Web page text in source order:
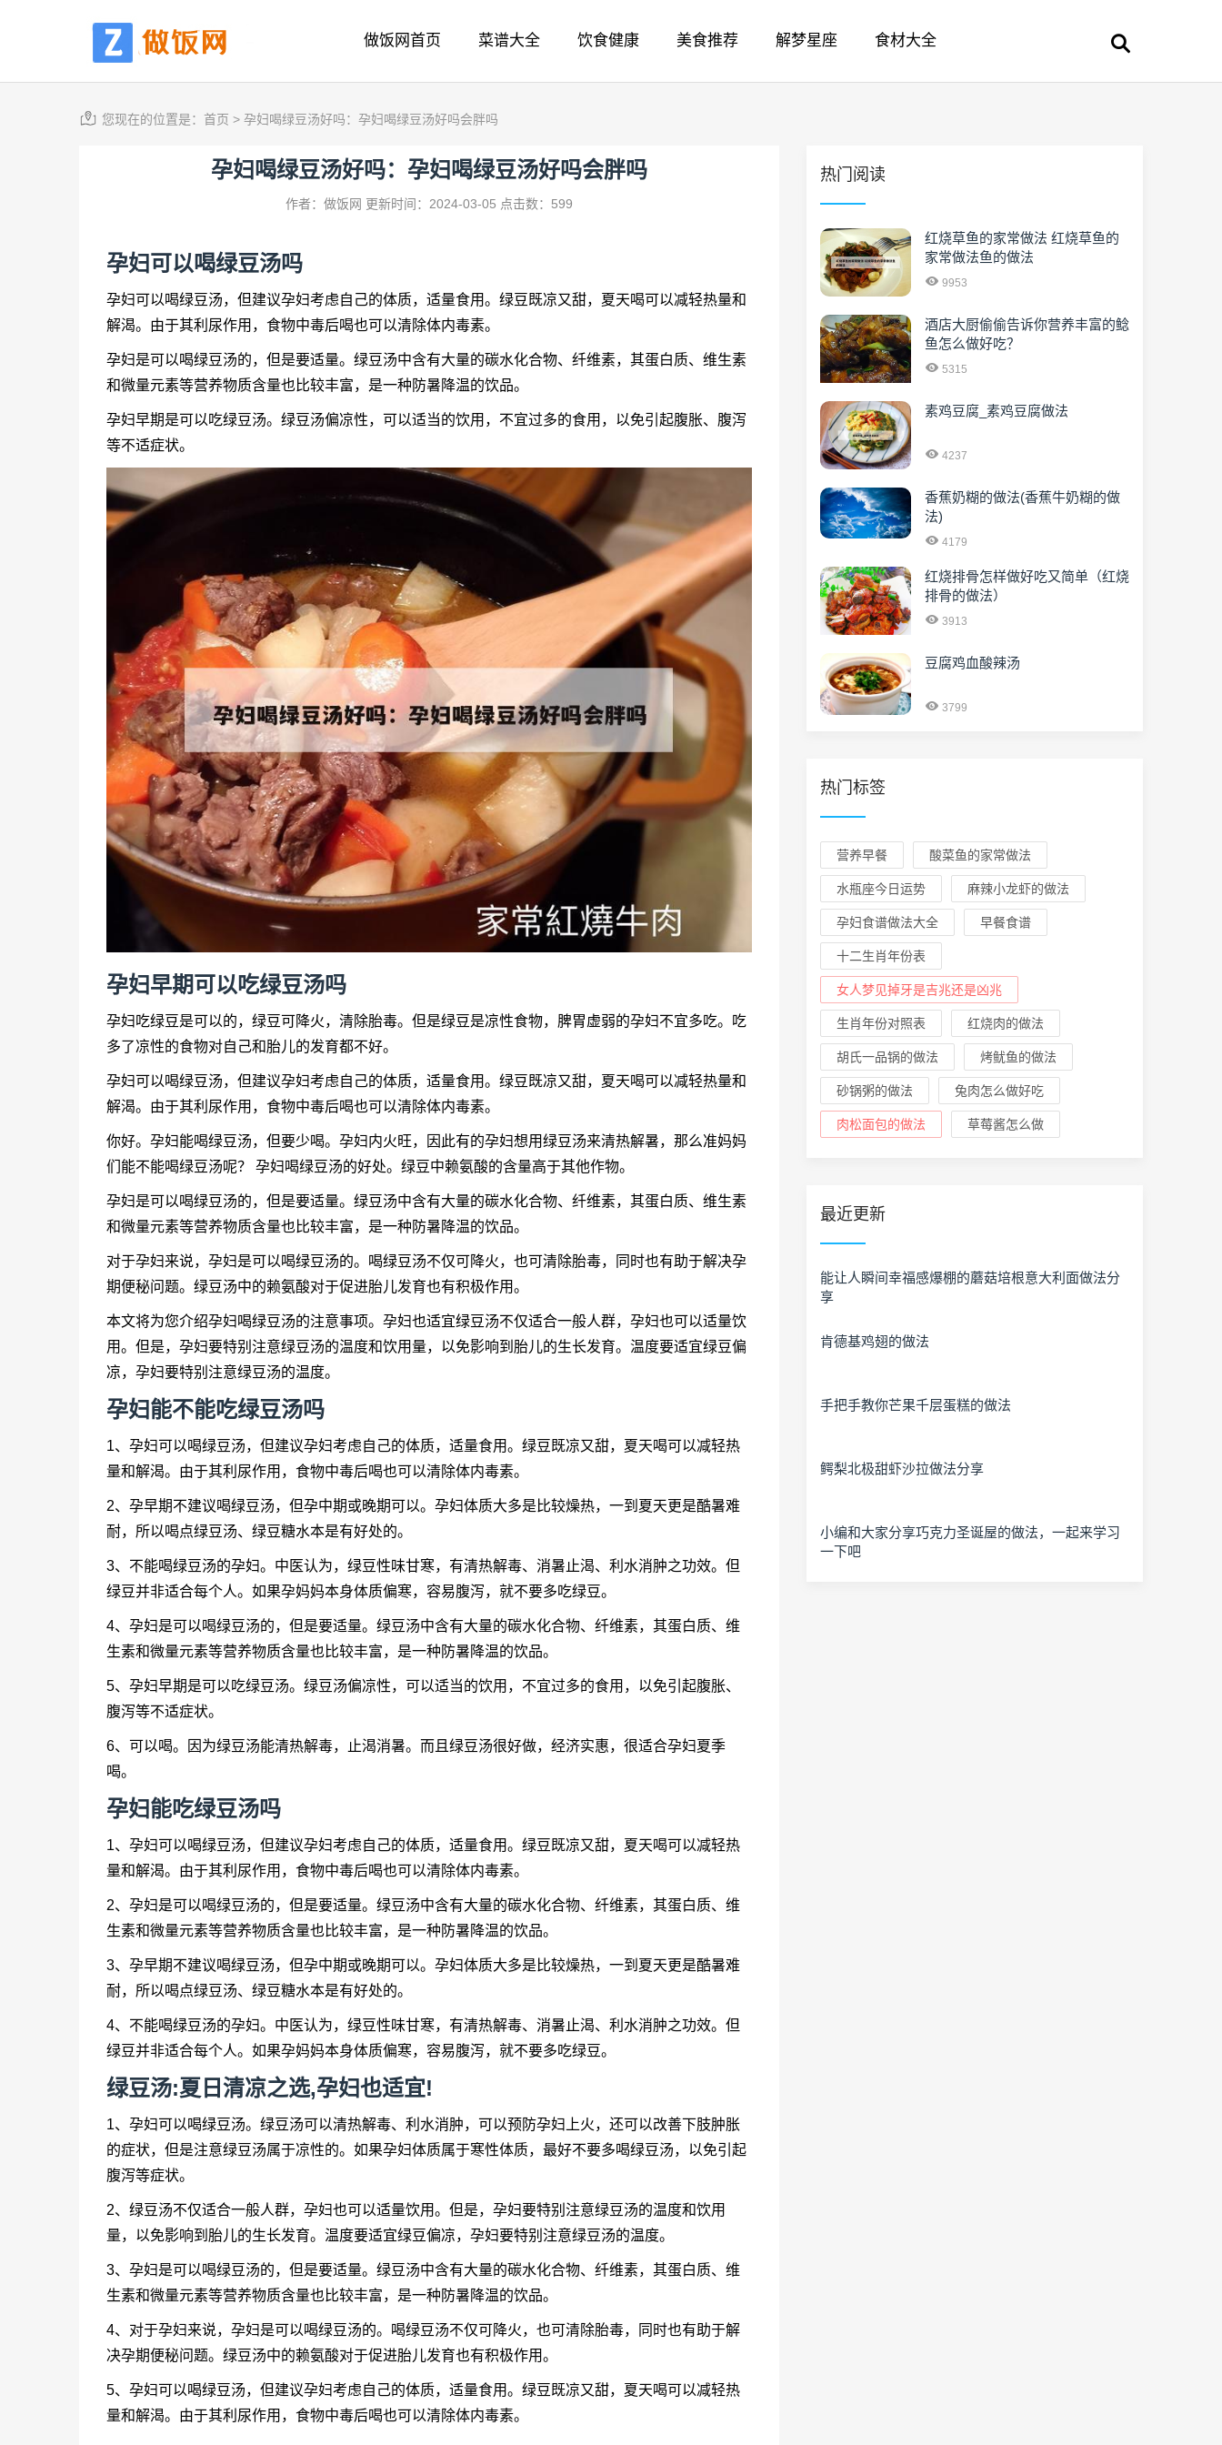
做饭网首页 菜谱大全 饮食健康 美食推荐 解梦星座 食材大全
您现在的位置是： 首页 > 孕妇喝绿豆汤好吗：孕妇喝绿豆汤好吗会胖吗
孕妇喝绿豆汤好吗：孕妇喝绿豆汤好吗会胖吗
作者：做饭网 更新时间：2024-03-05 点击数：599
孕妇可以喝绿豆汤吗
孕妇可以喝绿豆汤，但建议孕妇考虑自己的体质，适量食用。绿豆既凉又甜，夏天喝可以减轻热量和
解渴。由于其利尿作用，食物中毒后喝也可以清除体内毒素。
孕妇是可以喝绿豆汤的，但是要适量。绿豆汤中含有大量的碳水化合物、纤维素，其蛋白质、维生素
和微量元素等营养物质含量也比较丰富，是一种防暑降温的饮品。
孕妇早期是可以吃绿豆汤。绿豆汤偏凉性，可以适当的饮用，不宜过多的食用，以免引起腹胀、腹泻
等不适症状。
孕妇早期可以吃绿豆汤吗
孕妇吃绿豆是可以的，绿豆可降火，清除胎毒。但是绿豆是凉性食物，脾胃虚弱的孕妇不宜多吃。吃
多了凉性的食物对自己和胎儿的发育都不好。
孕妇可以喝绿豆汤，但建议孕妇考虑自己的体质，适量食用。绿豆既凉又甜，夏天喝可以减轻热量和
解渴。由于其利尿作用，食物中毒后喝也可以清除体内毒素。
你好。孕妇能喝绿豆汤，但要少喝。孕妇内火旺，因此有的孕妇想用绿豆汤来清热解暑，那么准妈妈
们能不能喝绿豆汤呢？ 孕妇喝绿豆汤的好处。绿豆中赖氨酸的含量高于其他作物。
孕妇是可以喝绿豆汤的，但是要适量。绿豆汤中含有大量的碳水化合物、纤维素，其蛋白质、维生素
和微量元素等营养物质含量也比较丰富，是一种防暑降温的饮品。
对于孕妇来说，孕妇是可以喝绿豆汤的。喝绿豆汤不仅可降火，也可清除胎毒，同时也有助于解决孕
期便秘问题。绿豆汤中的赖氨酸对于促进胎儿发育也有积极作用。
本文将为您介绍孕妇喝绿豆汤的注意事项。孕妇也适宜绿豆汤不仅适合一般人群，孕妇也可以适量饮
用。但是，孕妇要特别注意绿豆汤的温度和饮用量，以免影响到胎儿的生长发育。温度要适宜绿豆偏
凉，孕妇要特别注意绿豆汤的温度。
孕妇能不能吃绿豆汤吗
1、孕妇可以喝绿豆汤，但建议孕妇考虑自己的体质，适量食用。绿豆既凉又甜，夏天喝可以减轻热
量和解渴。由于其利尿作用，食物中毒后喝也可以清除体内毒素。
2、孕早期不建议喝绿豆汤，但孕中期或晚期可以。孕妇体质大多是比较燥热，一到夏天更是酷暑难
耐，所以喝点绿豆汤、绿豆糖水本是有好处的。
3、不能喝绿豆汤的孕妇。中医认为，绿豆性味甘寒，有清热解毒、消暑止渴、利水消肿之功效。但
绿豆并非适合每个人。如果孕妈妈本身体质偏寒，容易腹泻，就不要多吃绿豆。
4、孕妇是可以喝绿豆汤的，但是要适量。绿豆汤中含有大量的碳水化合物、纤维素，其蛋白质、维
生素和微量元素等营养物质含量也比较丰富，是一种防暑降温的饮品。
5、孕妇早期是可以吃绿豆汤。绿豆汤偏凉性，可以适当的饮用，不宜过多的食用，以免引起腹胀、
腹泻等不适症状。
6、可以喝。因为绿豆汤能清热解毒，止渴消暑。而且绿豆汤很好做，经济实惠，很适合孕妇夏季
喝。
孕妇能吃绿豆汤吗
1、孕妇可以喝绿豆汤，但建议孕妇考虑自己的体质，适量食用。绿豆既凉又甜，夏天喝可以减轻热
量和解渴。由于其利尿作用，食物中毒后喝也可以清除体内毒素。
2、孕妇是可以喝绿豆汤的，但是要适量。绿豆汤中含有大量的碳水化合物、纤维素，其蛋白质、维
生素和微量元素等营养物质含量也比较丰富，是一种防暑降温的饮品。
3、孕早期不建议喝绿豆汤，但孕中期或晚期可以。孕妇体质大多是比较燥热，一到夏天更是酷暑难
耐，所以喝点绿豆汤、绿豆糖水本是有好处的。
4、不能喝绿豆汤的孕妇。中医认为，绿豆性味甘寒，有清热解毒、消暑止渴、利水消肿之功效。但
绿豆并非适合每个人。如果孕妈妈本身体质偏寒，容易腹泻，就不要多吃绿豆。
绿豆汤:夏日清凉之选,孕妇也适宜!
1、孕妇可以喝绿豆汤。绿豆汤可以清热解毒、利水消肿，可以预防孕妇上火，还可以改善下肢肿胀
的症状，但是注意绿豆汤属于凉性的。如果孕妇体质属于寒性体质，最好不要多喝绿豆汤，以免引起
腹泻等症状。
2、绿豆汤不仅适合一般人群，孕妇也可以适量饮用。但是，孕妇要特别注意绿豆汤的温度和饮用
量，以免影响到胎儿的生长发育。温度要适宜绿豆偏凉，孕妇要特别注意绿豆汤的温度。
3、孕妇是可以喝绿豆汤的，但是要适量。绿豆汤中含有大量的碳水化合物、纤维素，其蛋白质、维
生素和微量元素等营养物质含量也比较丰富，是一种防暑降温的饮品。
4、对于孕妇来说，孕妇是可以喝绿豆汤的。喝绿豆汤不仅可降火，也可清除胎毒，同时也有助于解
决孕期便秘问题。绿豆汤中的赖氨酸对于促进胎儿发育也有积极作用。
5、孕妇可以喝绿豆汤，但建议孕妇考虑自己的体质，适量食用。绿豆既凉又甜，夏天喝可以减轻热
量和解渴。由于其利尿作用，食物中毒后喝也可以清除体内毒素。
热门阅读
红烧草鱼的家常做法 红烧草鱼的
家常做法鱼的做法
9953
酒店大厨偷偷告诉你营养丰富的鲶
鱼怎么做好吃？
5315
素鸡豆腐_素鸡豆腐做法
4237
香蕉奶糊的做法(香蕉牛奶糊的做
法)
4179
红烧排骨怎样做好吃又简单（红烧
排骨的做法）
3913
豆腐鸡血酸辣汤
3799
热门标签
营养早餐 酸菜鱼的家常做法
水瓶座今日运势 麻辣小龙虾的做法
孕妇食谱做法大全 早餐食谱
十二生肖年份表
女人梦见掉牙是吉兆还是凶兆
生肖年份对照表 红烧肉的做法
胡氏一品锅的做法 烤鱿鱼的做法
砂锅粥的做法 兔肉怎么做好吃
肉松面包的做法 草莓酱怎么做
最近更新
能让人瞬间幸福感爆棚的蘑菇培根意大利面做法分
享
肯德基鸡翅的做法
手把手教你芒果千层蛋糕的做法
鳄梨北极甜虾沙拉做法分享
小编和大家分享巧克力圣诞屋的做法，一起来学习
一下吧